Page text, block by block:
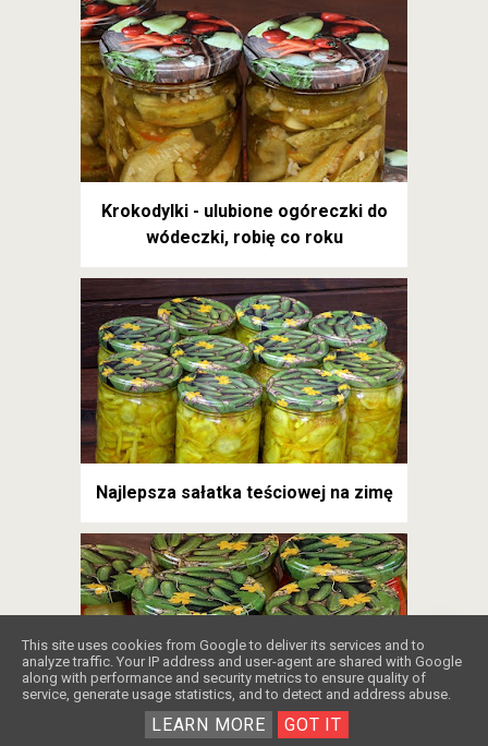
Krokodylki - ulubione ogóreczki do
wódeczki, robię co roku
Najlepsza sałatka teściowej na zimę
This site uses cookies from Google to deliver its services and to
analyze traffic. Your IP address and user-agent are shared with Google
along with performance and security metrics to ensure quality of
service, generate usage statistics, and to detect and address abuse.
LEARN MORE GOT IT